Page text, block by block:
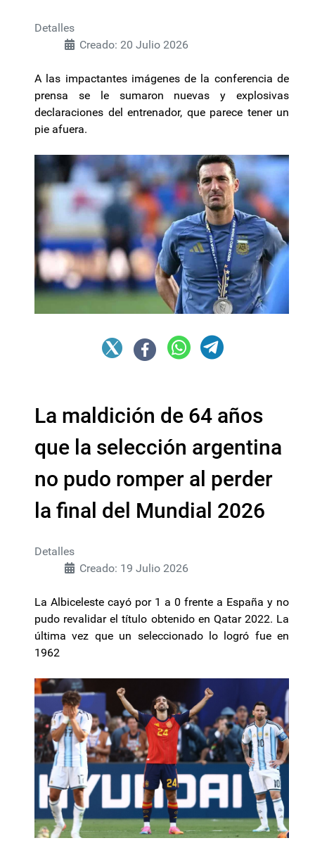
Detalles
Creado: 20 Julio 2026
A las impactantes imágenes de la conferencia de
prensa se le sumaron nuevas y explosivas
declaraciones del entrenador, que parece tener un
pie afuera.
La maldición de 64 años
que la selección argentina
no pudo romper al perder
la final del Mundial 2026
Detalles
Creado: 19 Julio 2026
La Albiceleste cayó por 1 a 0 frente a España y no
pudo revalidar el título obtenido en Qatar 2022. La
última vez que un seleccionado lo logró fue en
1962